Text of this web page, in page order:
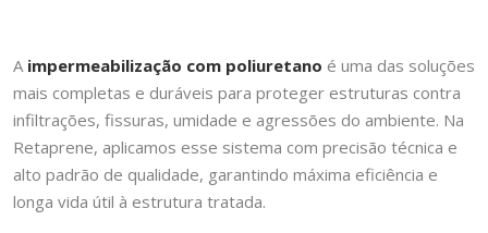
A impermeabilização com poliuretano é uma das soluções
mais completas e duráveis para proteger estruturas contra
infiltrações, fissuras, umidade e agressões do ambiente. Na
Retaprene, aplicamos esse sistema com precisão técnica e
alto padrão de qualidade, garantindo máxima eficiência e
longa vida útil à estrutura tratada.